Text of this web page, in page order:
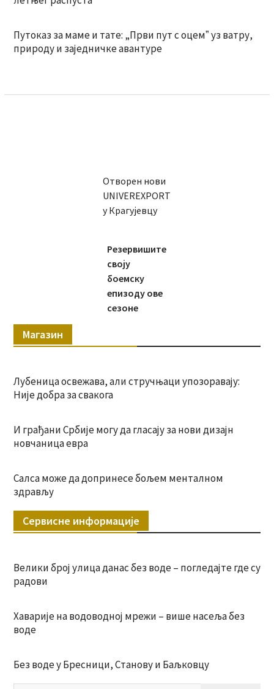
Путоказ за маме и тате: „Први пут с оцемˮ уз ватру,
природу и заједничке авантуре
Отворен нови
UNIVEREXPORT
у Крагујевцу
Резервишите
своју
боемску
епизоду ове
сезоне
Магазин
Лубеница освежава, али стручњаци упозоравају:
Није добра за свакога
И грађани Србије могу да гласају за нови дизајн
новчаница евра
Салса може да допринесе бољем менталном
здрављу
Сервисне информације
Велики број улица данас без воде – погледајте где су
радови
Хаварије на водоводној мрежи – више насеља без
воде
Без воде у Бресници, Станову и Баљковцу